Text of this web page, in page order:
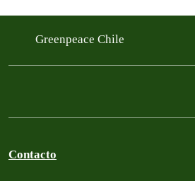
Greenpeace Chile
Contacto